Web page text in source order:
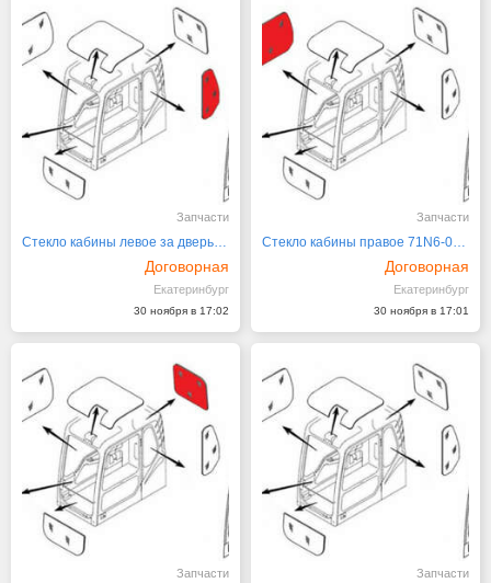
Запчасти
Стекло кабины левое за дверью 71N6-02731 Hyu
Договорная
Екатеринбург
30 ноября в 17:02
Запчасти
Стекло кабины правое 71N6-02740 Hyundai R140
Договорная
Екатеринбург
30 ноября в 17:01
Запчасти Запчасти